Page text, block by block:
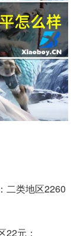
二类地区2260
22元；